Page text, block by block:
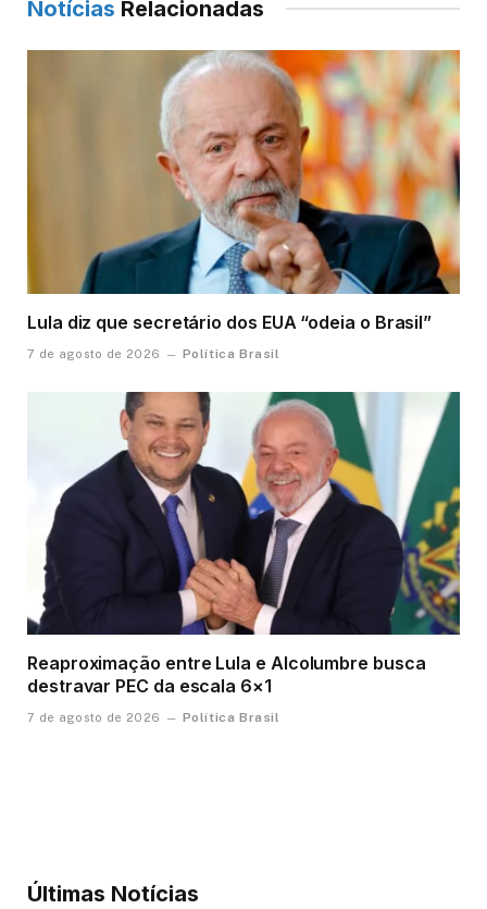
Notícias Relacionadas
Lula diz que secretário dos EUA “odeia o Brasil”
7 de agosto de 2026 Política Brasil
Reaproximação entre Lula e Alcolumbre busca
destravar PEC da escala 6×1
7 de agosto de 2026 Política Brasil
Últimas Notícias